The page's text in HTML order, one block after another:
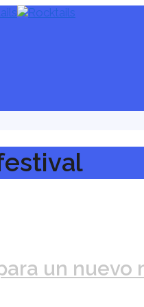
un nuevo